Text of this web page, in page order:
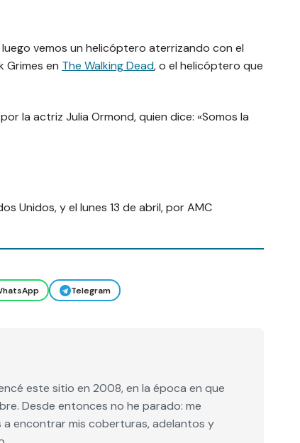
vemos un helicóptero aterrizando con el
Grimes en The Walking Dead, o el helicóptero que
la actriz Julia Ormond, quien dice: «Somos la
Unidos, y el lunes 13 de abril, por AMC
Telegram
este sitio en 2008, en la época en que
Desde entonces no he parado: me
a encontrar mis coberturas, adelantos y